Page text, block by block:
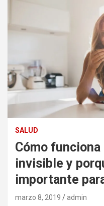
SALUD
Cómo
invisible y
importante
marzo 8, 2019 admin